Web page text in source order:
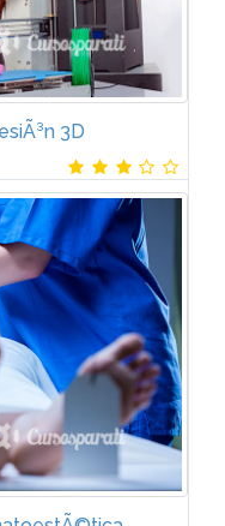
3D
a los
en 3D. 2.
con las impresoras